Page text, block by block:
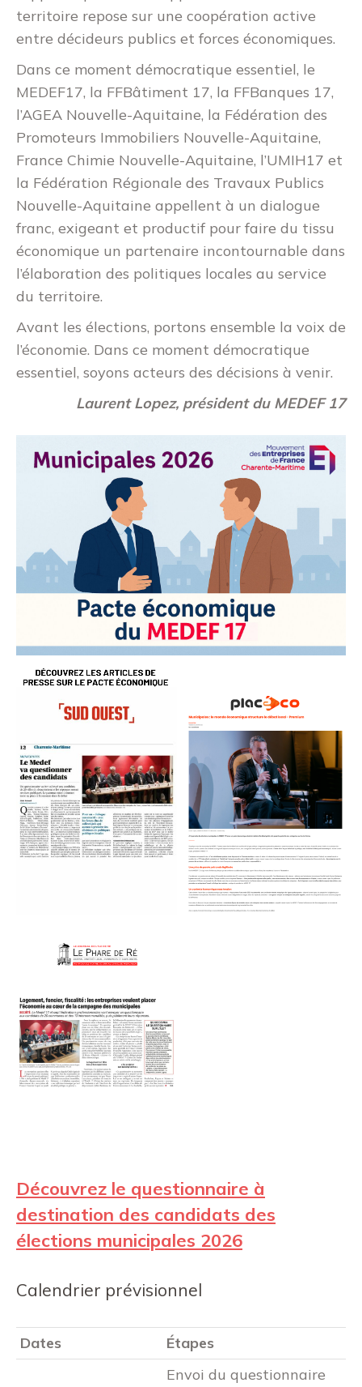
territoire repose sur une coopération active
entre décideurs publics et forces économiques.
Dans ce moment démocratique essentiel, le
MEDEF17, la FFBâtiment 17, la FFBanques 17,
l’AGEA Nouvelle-Aquitaine, la Fédération des
Promoteurs Immobiliers Nouvelle-Aquitaine,
France Chimie Nouvelle-Aquitaine, l’UMIH17 et
la Fédération Régionale des Travaux Publics
Nouvelle-Aquitaine appellent à un dialogue
franc, exigeant et productif pour faire du tissu
économique un partenaire incontournable dans
l’élaboration des politiques locales au service
du territoire.
Avant les élections, portons ensemble la voix de
l’économie. Dans ce moment démocratique
essentiel, soyons acteurs des décisions à venir.
Laurent Lopez, président du MEDEF 17
Découvrez le questionnaire à
destination des candidats des
élections municipales 2026
Calendrier prévisionnel
Dates Étapes
Envoi du questionnaire